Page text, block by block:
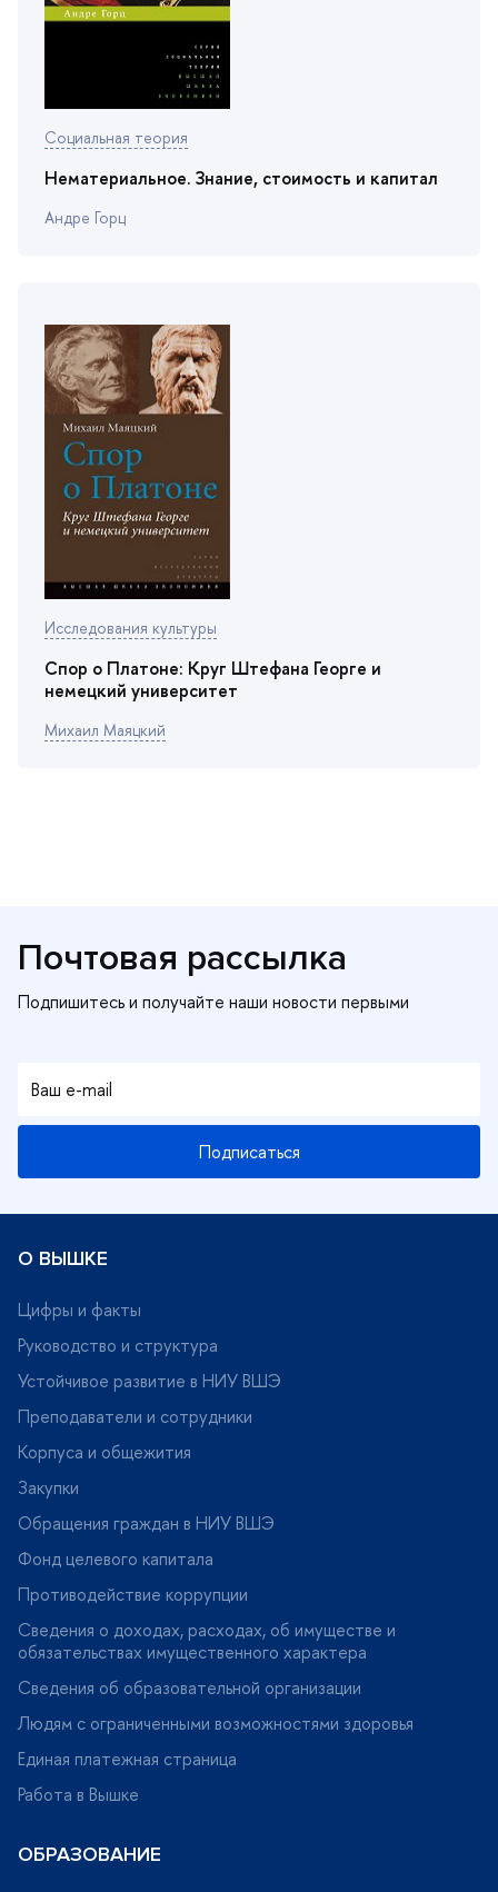
Социальная теория
Нематериальное. Знание, стоимость и капитал
Андре Горц
Исследования культуры
Спор о Платоне: Круг Штефана Георге и
немецкий университет
Михаил Маяцкий
Почтовая рассылка
Подписаться
О ВЫШКЕ
Цифры и факты
Руководство и структура
Устойчивое развитие в НИУ ВШЭ
Преподаватели и сотрудники
Корпуса и общежития
Закупки
Обращения граждан в НИУ ВШЭ
Фонд целевого капитала
Противодействие коррупции
Сведения о доходах, расходах, об имуществе и
обязательствах имущественного характера
Сведения об образовательной организации
Людям с ограниченными возможностями здоровья
Единая платежная страница
Работа в Вышке
ОБРАЗОВАНИЕ